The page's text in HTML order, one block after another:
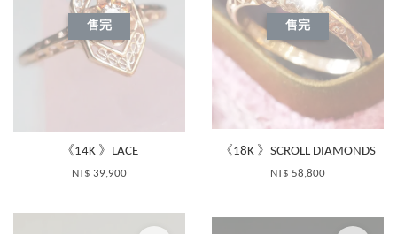
售完
《14K 》LACE
NT$ 39,900
售完
《18K 》SCROLL DIAMONDS
NT$ 58,800